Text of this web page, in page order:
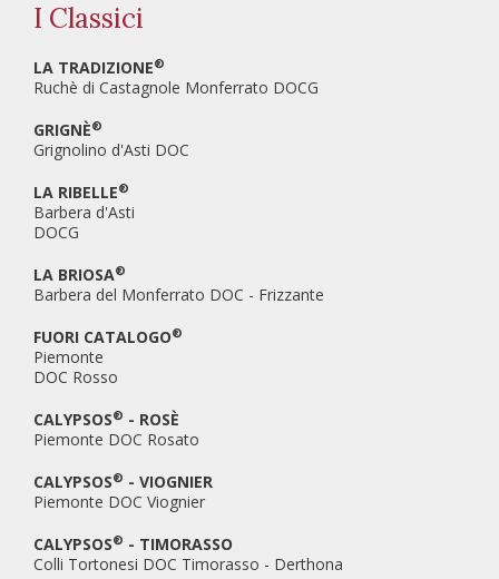
I Classici
LA TRADIZIONE®
Ruchè di Castagnole Monferrato DOCG
GRIGNÈ®
Grignolino d'Asti DOC
LA RIBELLE®
Barbera d'Asti
DOCG
LA BRIOSA®
Barbera del Monferrato DOC - Frizzante
FUORI CATALOGO®
Piemonte
DOC Rosso
CALYPSOS® - ROSÈ
Piemonte DOC Rosato
CALYPSOS® - VIOGNIER
Piemonte DOC Viognier
CALYPSOS® - TIMORASSO
Colli Tortonesi DOC Timorasso - Derthona